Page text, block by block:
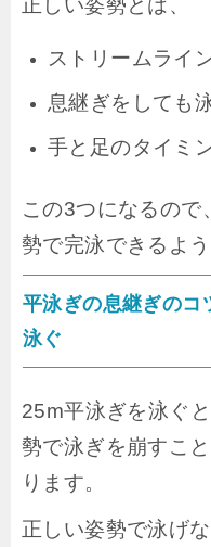
正しい姿勢とは、
ストリームライ
息継ぎをしても
手と足のタイミ
この3つになるの
勢で完泳できるよ
平泳ぎの息継ぎの
泳ぐ
25m平泳ぎを泳ぐ
勢で泳ぎを崩すこ
ります。
正しい姿勢で泳げ